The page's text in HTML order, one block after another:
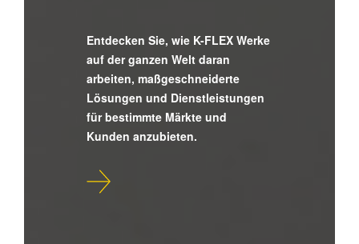
Entdecken Sie, wie K-FLEX Werke
auf der ganzen Welt daran
arbeiten, maßgeschneiderte
Lösungen und Dienstleistungen
für bestimmte Märkte und
Kunden anzubieten.